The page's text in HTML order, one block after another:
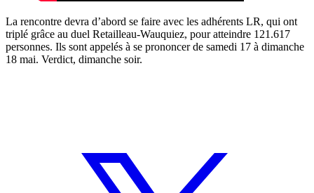
La rencontre devra d’abord se faire avec les adhérents LR, qui ont
triplé grâce au duel Retailleau-Wauquiez, pour atteindre 121.617
personnes. Ils sont appelés à se prononcer de samedi 17 à dimanche
18 mai. Verdict, dimanche soir.